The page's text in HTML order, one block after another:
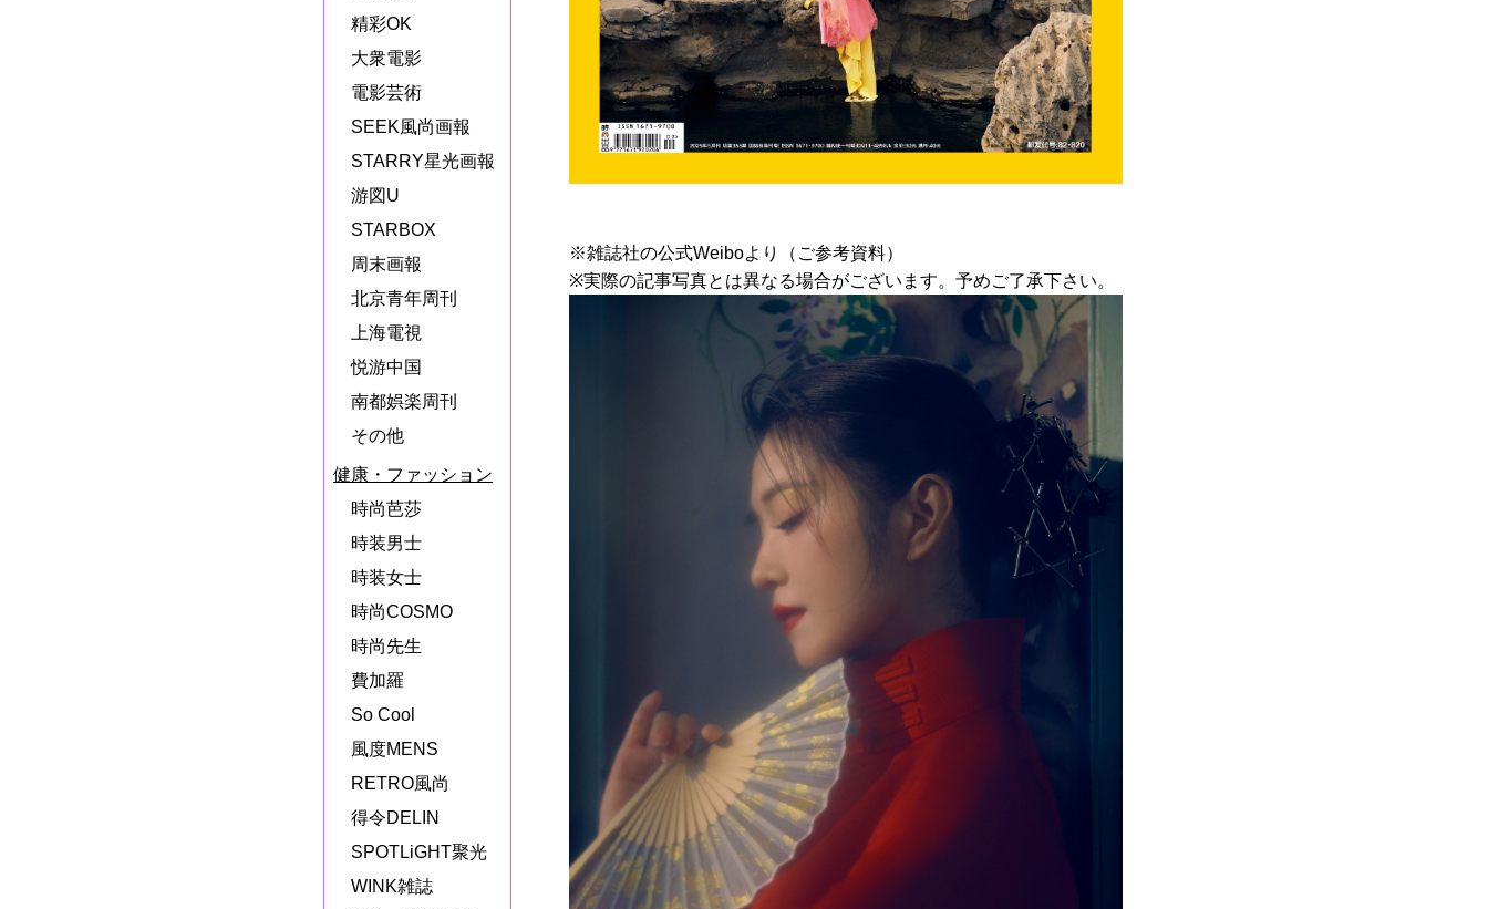
精彩OK
大衆電影
電影芸術
SEEK風尚画報
STARRY星光画報
游図U
STARBOX
周末画報
北京青年周刊
上海電視
悦游中国
南都娯楽周刊
その他
健康・ファッション
時尚芭莎
時装男士
時装女士
時尚COSMO
時尚先生
費加羅
So Cool
風度MENS
RETRO風尚
得令DELIN
SPOTLiGHT聚光
WINK雑誌
※雑誌社の公式Weiboより（ご参考資料）
※実際の記事写真とは異なる場合がございます。予めご了承下さい。